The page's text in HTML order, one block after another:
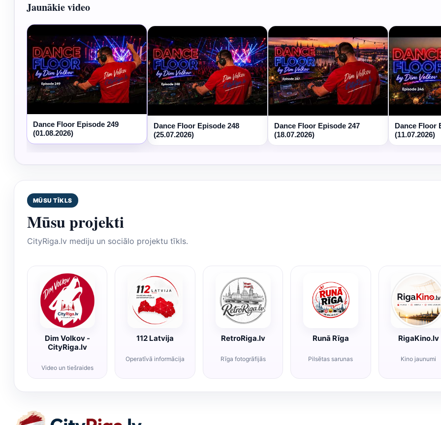
Jaunākie video
Dance Floor Episode 249
(01.08.2026)
Dance Floor Episode 248
(25.07.2026)
Dance Floor Episode 247
(18.07.2026)
Dance Floor
(11.07.2026)
MŪSU TĪKLS
Mūsu projekti
CityRiga.lv mediju un sociālo projektu tīkls.
Dim Volkov -
CityRiga.lv
Video un tiešraides
112 Latvija
Operatīvā informācija
RetroRiga.lv
Rīga fotogrāfijās
Runā Rīga
Pilsētas sarunas
RigaKino.lv
Kino jaunumi